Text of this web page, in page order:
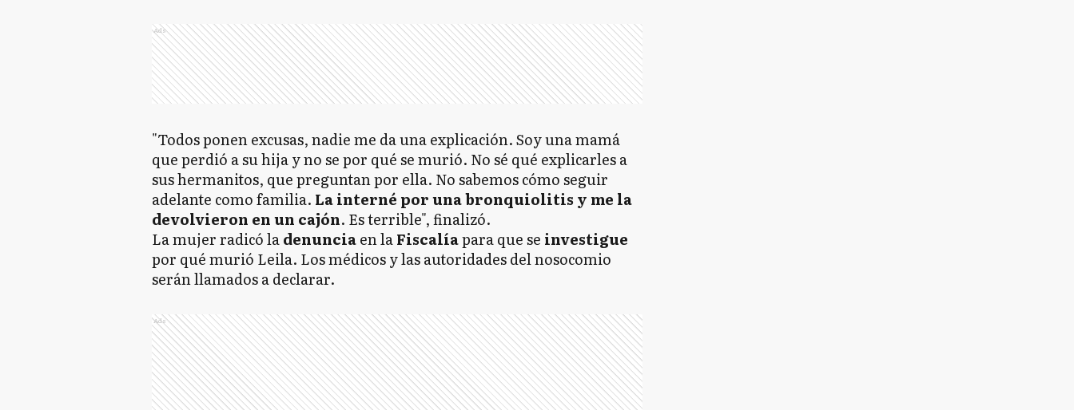
Ads
"Todos ponen excusas, nadie me da una explicación. Soy una mamá
que perdió a su hija y no se por qué se murió. No sé qué explicarles a
sus hermanitos, que preguntan por ella. No sabemos cómo seguir
adelante como familia. La interné por una bronquiolitis y me la
devolvieron en un cajón. Es terrible", finalizó.
La mujer radicó ladenunciaen laFiscalíapara que se investigue
por qué murió Leila. Los médicos y las autoridades del nosocomio
serán llamados a declarar.
Ads